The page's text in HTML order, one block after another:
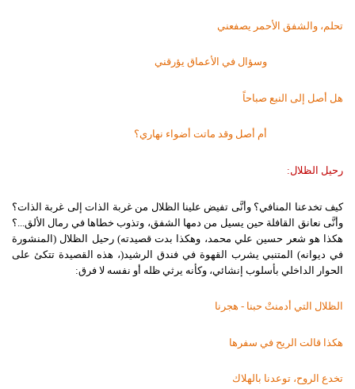
تحلم، والشفق الأحمر يصفعني
وسؤال في الأعماق يؤرقني
هل أصل إلى النبع صباحاً
أم أصل وقد ماتت أضواء نهاري؟
رحيل الظلال:
كيف تخدعنا المنافي؟ وأنَّى تفيض علينا الظلال من غربة الذات إلى غربة الذات؟
وأنَّى نعانق القافلة حين يسيل من دمها الشفق، وتذوب خطاها في رمال الألق
؟
هكذا هو شعر حسين علي محمد، وهكذا بدت قصيدته(رحيل الظلال )المنشورة
في ديوانه( المتنبي يشرب القهوة في فندق الرشيد)، هذه القصيدة تتكئ على
الحوار الداخلي بأسلوب إنشائي، وكأنه يرثي ظله أو نفسه لا فرق:
الظلال التي أدمنتْ حبنا - هجرنا
هكذا قالت الريح في سفرها
تخدع الروح، توعدنا بالهلاك